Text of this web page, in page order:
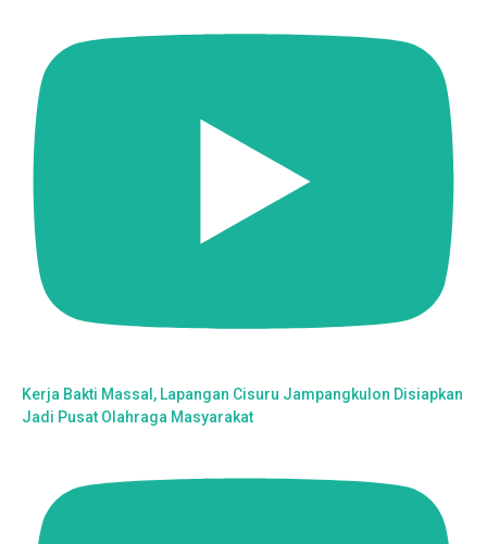
Kerja Bakti Massal, Lapangan Cisuru Jampangkulon Disiapkan
Jadi Pusat Olahraga Masyarakat